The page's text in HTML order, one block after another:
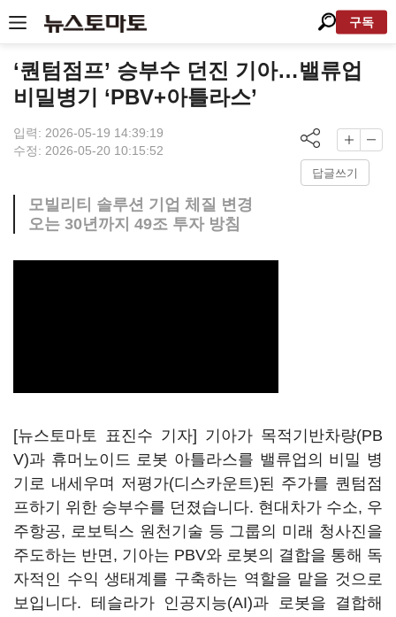
구독
‘퀀텀점프’ 승부수 던진 기아…밸류업
비밀병기 ‘PBV+아틀라스’
입력: 2026-05-19 14:39:19
수정: 2026-05-20 10:15:52
답글쓰기
모빌리티 솔루션 기업 체질 변경
오는 30년까지 49조 투자 방침
[뉴스토마토 표진수 기자] 기아가 목적기반차량(PB
V)과 휴머노이드 로봇 아틀라스를 밸류업의 비밀 병
기로 내세우며 저평가(디스카운트)된 주가를 퀀텀점
프하기 위한 승부수를 던졌습니다. 현대차가 수소, 우
주항공, 로보틱스 원천기술 등 그룹의 미래 청사진을
주도하는 반면, 기아는 PBV와 로봇의 결합을 통해 독
자적인 수익 생태계를 구축하는 역할을 맡을 것으로
보입니다. 테슬라가 인공지능(AI)과 로봇을 결합해